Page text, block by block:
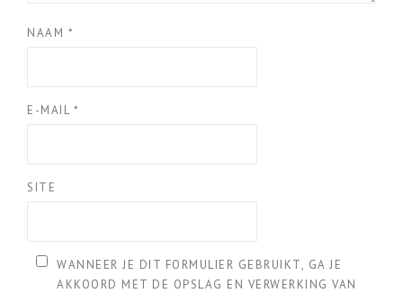
NAAM *
E-MAIL *
SITE
WANNEER JE DIT FORMULIER GEBRUIKT, GA JE
AKKOORD MET DE OPSLAG EN VERWERKING VAN